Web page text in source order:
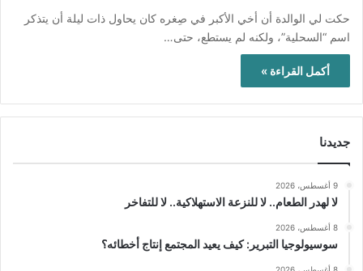
حكت لي الوالدة أن أخي الأكبر في صِغره كان يحاول ذات ليلة أن يتذكر
اسم “السحلية”، ولكنه لم يستطع، حتى…
أكمل القراءة »
جديدنا
9 أغسطس، 2026
لا لهدر الطعام.. لا للنزعة الاستهلاكية.. لا للتفاخر
8 أغسطس، 2026
سوسيولوجيا التبرير: كيف يعيد المجتمع إنتاج أخطائه؟